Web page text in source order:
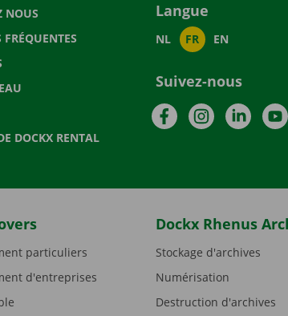
NOUS
DOCKX RENTAL
Langue
NL FR EN
Suivez-nous
FacebookInstagram
particuliers
d'entreprises
Dockx Rhenus
Stockage d'archives
Numérisation
Destruction d'archives